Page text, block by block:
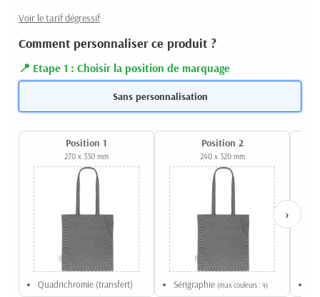
Voir le tarif dégressif
Comment personnaliser ce produit ?
Etape 1 : Choisir la position de marquage
Sans personnalisation
Position 1
270 x 330 mm
Quadrichromie (transfert)
Position 2
240 x 320 mm
Sérigraphie (max couleurs : 4)
›